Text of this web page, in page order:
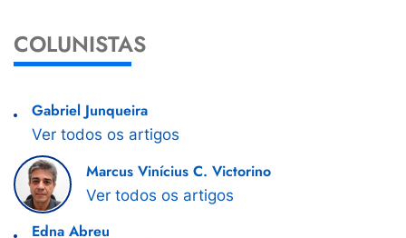
COLUNISTAS
Gabriel Junqueira
Ver todos os artigos
Marcus Vinícius C. Victorino
Ver todos os artigos
Edna Abreu